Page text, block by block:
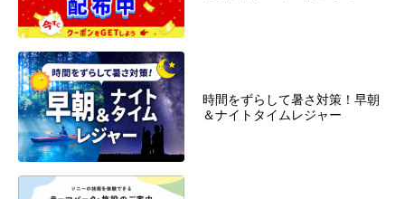
時間をずらして暑さ対策！早朝
＆ナイトタイムレジャー